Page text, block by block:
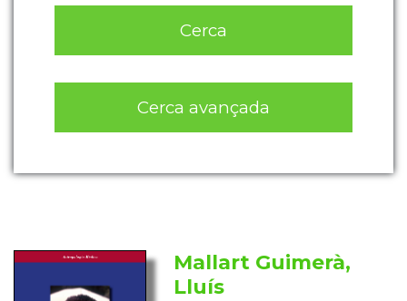
Cerca
Cerca avançada
Mallart Guimerà,
Lluís